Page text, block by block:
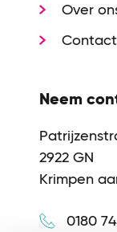
Over
Contact
Neem
2922 GN
Krimpen
0180